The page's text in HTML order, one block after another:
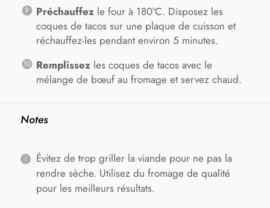
Préchauffezle four à 180°C. Disposez les
coques de tacos sur une plaque de cuisson et
réchauffez-les pendant environ 5 minutes.
Remplissezles coques de tacos avec le
mélange de bœuf au fromage et servez chaud.
Notes
Évitez de trop griller la viande pour ne pas la
rendre sèche. Utilisez du fromage de qualité
pour les meilleurs résultats.